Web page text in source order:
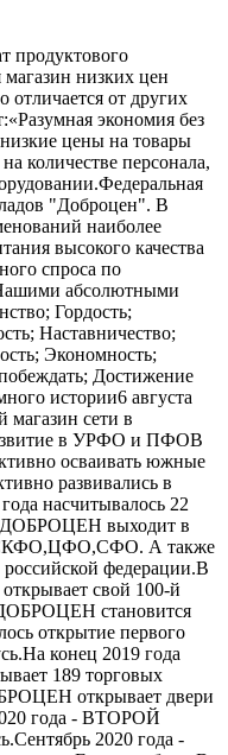
продуктового
магазин низких цен
от других
экономия без
цены на товары
количестве персонала,
"Доброцен". В
наиболее
высокого качества
спроса по
абсолютными
Гордость;
Наставничество;
Экономность;
Достижение
истории6 августа
магазин сети в
в УРФО и ПФОВ
осваивать южные
развивались в
насчитывалось 22
ДОБРОЦЕН выходит в
СКФО,ЦФО,СФО. А также
российской федерации.В
свой 100-й
ДОБРОЦЕН становится
открытие первого
конец 2019 года
189 торговых
открывает двери
года - ВТОРОЙ
2020 года -